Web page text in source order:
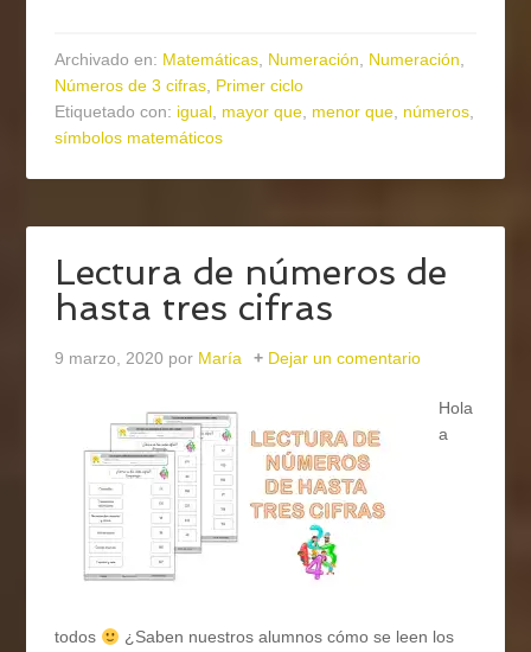
Archivado en: Matemáticas, Numeración, Numeración,
Números de 3 cifras, Primer ciclo
Etiquetado con: igual, mayor que, menor que, números,
símbolos matemáticos
Lectura de números de
hasta tres cifras
9 marzo, 2020 por María Dejar un comentario
Hola
a
todos
¿Saben nuestros alumnos cómo se leen los